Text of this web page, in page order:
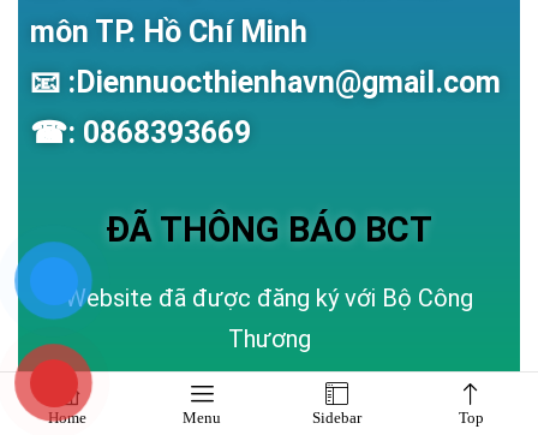
Home Menu Sidebar Top
môn TP. Hồ Chí Minh
📧 :Diennuocthienhavn@gmail.com
☎: 0868393669
ĐÃ THÔNG BÁO BCT
Website đã được đăng ký với Bộ Công
Thương